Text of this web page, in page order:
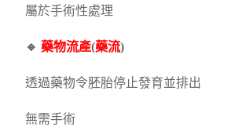
屬於手術性處理
🔹 藥物流產(藥流)
透過藥物令胚胎停止發育並排出
無需手術